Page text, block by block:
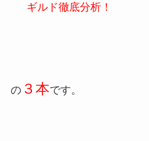
ギルド徹底分析！
の３本です。